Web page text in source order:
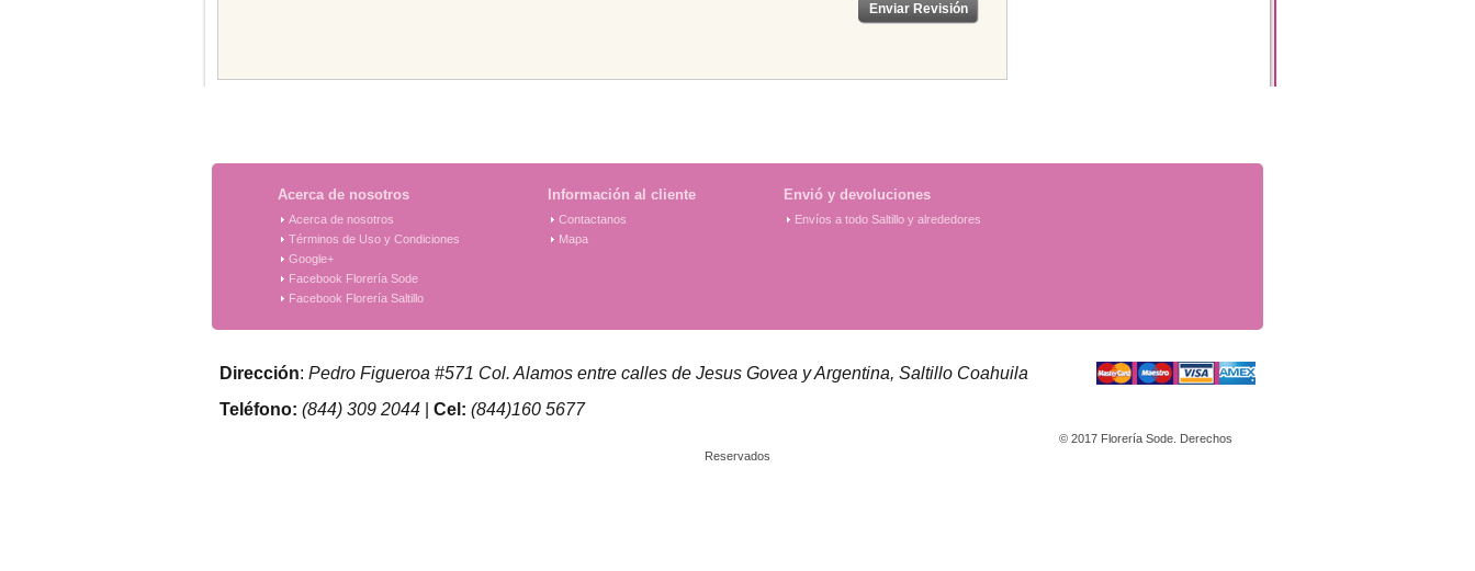
Enviar Revisión
Acerca de nosotros
Acerca de nosotros
Términos de Uso y Condiciones
Google+
Facebook Florería Sode
Facebook Florería Saltillo
Información al cliente
Contactanos
Mapa
Envió y devoluciones
Envíos a todo Saltillo y alrededores
Dirección: Pedro Figueroa #571 Col. Alamos entre calles de Jesus Govea y Argentina, Saltillo Coahuila
Teléfono: (844) 309 2044 Cel: (844)160 5677
© 2017 Florería Sode. Derechos
Reservados